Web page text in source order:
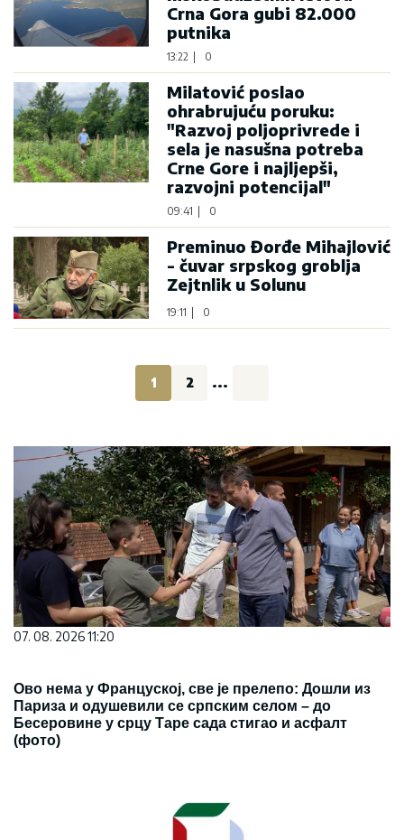
Crna Gora gubi 82.000
putnika
13:22 0
Milatović poslao
ohrabrujuću poruku:
"Razvoj poljoprivrede i
sela je nasušna potreba
Crne Gore i najljepši,
razvojni potencijal"
09:41 0
Preminuo Đorđe Mihajlović
- čuvar srpskog groblja
Zejtnlik u Solunu
19:11 0
1 2 ...
07. 08. 2026 11:20
Ово нема у Француској, све је прелепо: Дошли из
Париза и одушевили се српским селом – до
Бесеровине у срцу Таре сада стигао и асфалт
(фото)